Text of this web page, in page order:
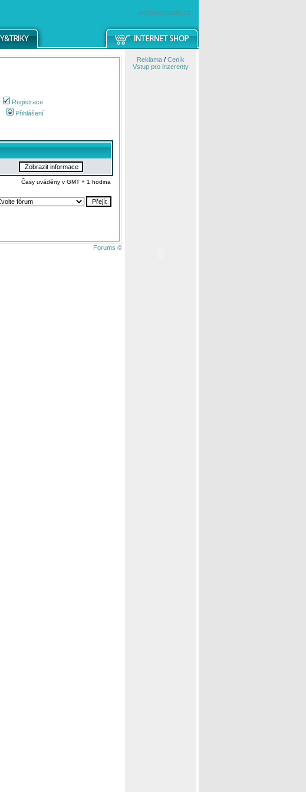
windowsmobile.cz
Registrace
Přihlášení
Časy uváděny v GMT + 1 hodina
Forums ©
Reklama/ Ceník
Vstup pro inzerenty